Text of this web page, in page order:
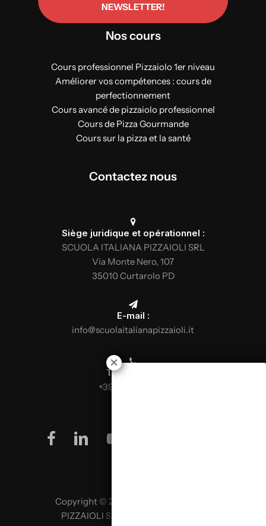
NEWSLETTER!
Nos cours
Cours professionnel Pizzaiolo 1er niveau
Améliorer vos compétences : cours de
perfectionnement
Cours avancé de pizzaiolo professionnel
Cours de Pizza Gourmande
Cours sur la pizza et la santé
Contactez nous
Siège juridique et opérationnel :
SCUOLA ITALIANA PIZZAIOLI SRL
Via Monte Nero, 107
35010 Curtarolo PD
E-mail :
info@scuolaitalianapizzaioli.it
Téléphone :
+39 0499624665
facebook
linkedinyoutube
Copyright © 2026 SCUOLA ITALIANA
PIZZAIOLI SRL P. IVA 02957980341